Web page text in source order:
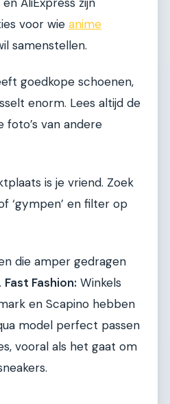
voor wie anime
samenstellen.
goedkope schoenen,
enorm. Lees altijd de
foto’s van andere
is je vriend. Zoek
‘gympen’ en filter op
die amper gedragen
Fast Fashion: Winkels
en Scapino hebben
model perfect passen
vooral als het gaat om